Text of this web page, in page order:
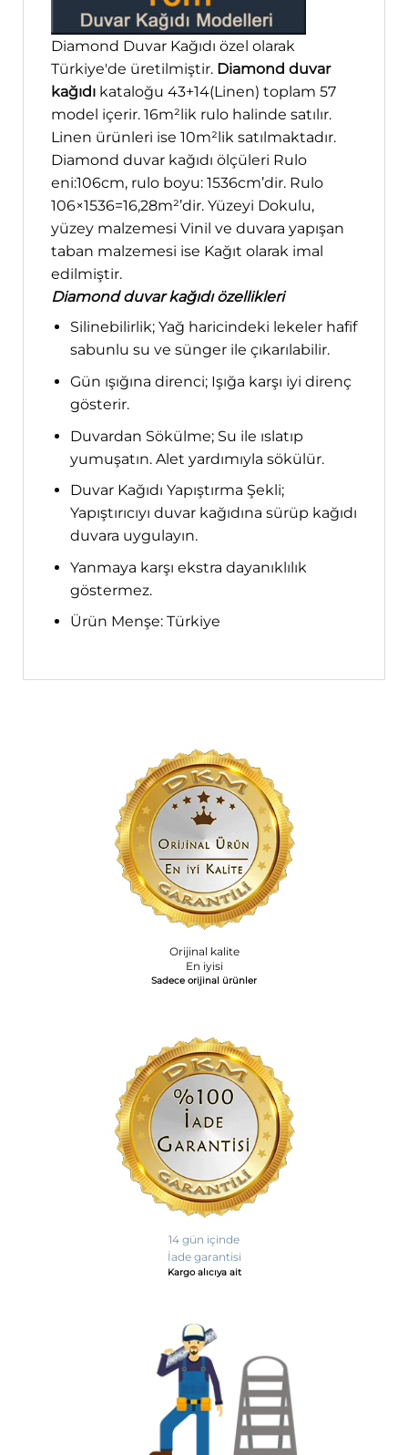
Diamond Duvar Kağıdı özel olarak
Türkiye'de üretilmiştir. Diamond duvar
kağıdı kataloğu 43+14(Linen) toplam 57
model içerir. 16m²lik rulo halinde satılır.
Linen ürünleri ise 10m²lik satılmaktadır.
Diamond duvar kağıdı ölçüleri Rulo
eni:106cm, rulo boyu: 1536cm’dir. Rulo
106×1536=16,28m²’dir. Yüzeyi Dokulu,
yüzey malzemesi Vinil ve duvara yapışan
taban malzemesi ise Kağıt olarak imal
edilmiştir.
Diamond duvar kağıdı özellikleri
Silinebilirlik; Yağ haricindeki lekeler hafif
sabunlu su ve sünger ile çıkarılabilir.
Gün ışığına direnci; Işığa karşı iyi direnç
gösterir.
Duvardan Sökülme; Su ile ıslatıp
yumuşatın. Alet yardımıyla sökülür.
Duvar Kağıdı Yapıştırma Şekli;
Yapıştırıcıyı duvar kağıdına sürüp kağıdı
duvara uygulayın.
Yanmaya karşı ekstra dayanıklılık
göstermez.
Ürün Menşe: Türkiye
Orijinal kalite
En iyisi
Sadece orijinal ürünler
14 gün içinde
İade garantisi
Kargo alıcıya ait